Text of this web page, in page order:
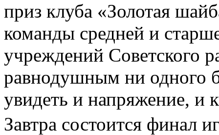
приз клуба «Золотая
команды средней и
учреждений Советского
равнодушным ни одного
увидеть и напряжение, и
Завтра состоится финал